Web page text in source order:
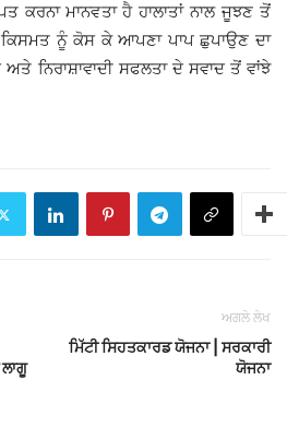
ਕਰਨਾ ਮਾਨਵਤਾ ਹੈ ਹਾਲਾਤਾਂ ਨਾਲ ਜੂਝਣ ਤੋਂ
ਨੂੰ ਕੋਸ ਕੇ ਆਪਣਾ ਪਾਪ ਛੁਪਾਉਣ ਦਾ
ਨਿਰਾਸ਼ਾਵਾਦੀ ਸਫਲਤਾ ਦੇ ਸਵਾਦ ਤੋਂ ਵਾਂਝੇ
ਅਗਲੇ ਲੇਖ
ਮਿੱਟੀ ਸਿਹਤਕਾਰਡ ਯੋਜਨਾ | ਸਰਕਾਰੀ
ਯੋਜਨਾ